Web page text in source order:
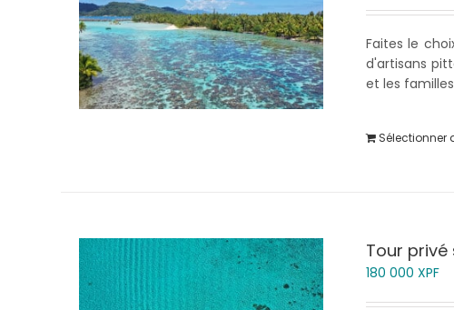
Faites le
d'artisans
et les
Sélectionner
Tour privé
180 000 XPF